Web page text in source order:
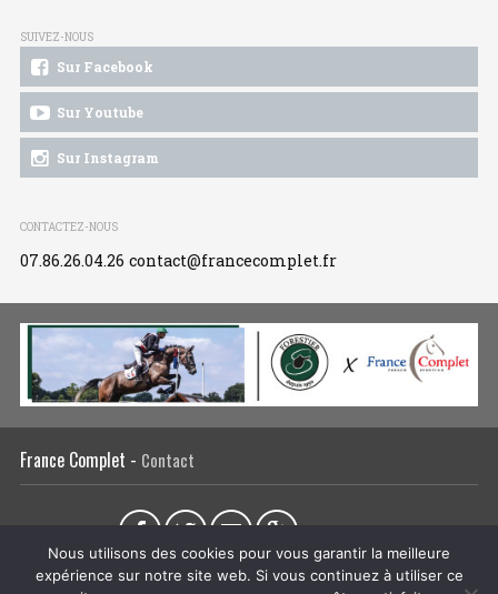
SUIVEZ-NOUS
Sur Facebook
Sur Youtube
Sur Instagram
CONTACTEZ-NOUS
07.86.26.04.26 contact@francecomplet.fr
France Complet - Contact
L’association Actualités Tous les évènements Liens utiles
Nous utilisons des cookies pour vous garantir la meilleure
expérience sur notre site web. Si vous continuez à utiliser ce